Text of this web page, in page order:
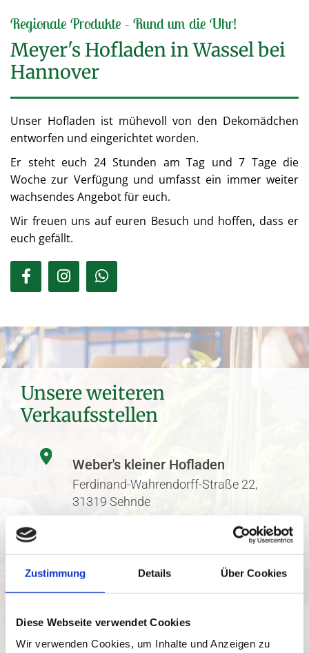
Zustimmung Details Über Cookies
Diese Webseite verwendet Cookies
Wir verwenden Cookies, um Inhalte und Anzeigen zu
Regionale Produkte - Rund um die Uhr!
Meyer's Hofladen in Wassel bei
Hannover
Unser Hofladen ist mühevoll von den Dekomädchen
entworfen und eingerichtet worden.
Er steht euch 24 Stunden am Tag und 7 Tage die
Woche zur Verfügung und umfasst ein immer weiter
wachsendes Angebot für euch.
Wir freuen uns auf euren Besuch und hoffen, dass er
euch gefällt.
Unsere weiteren
Verkaufsstellen
Weber's kleiner Hofladen
Ferdinand-Wahrendorff-Straße 22,
31319 Sehnde
Edeka Jacoby
Möllers Fischmanufaktur